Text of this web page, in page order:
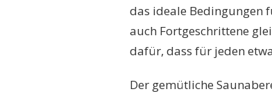
das ideale Bedingungen
auch Fortgeschrittene
dafür, dass für jeden
Der gemütliche